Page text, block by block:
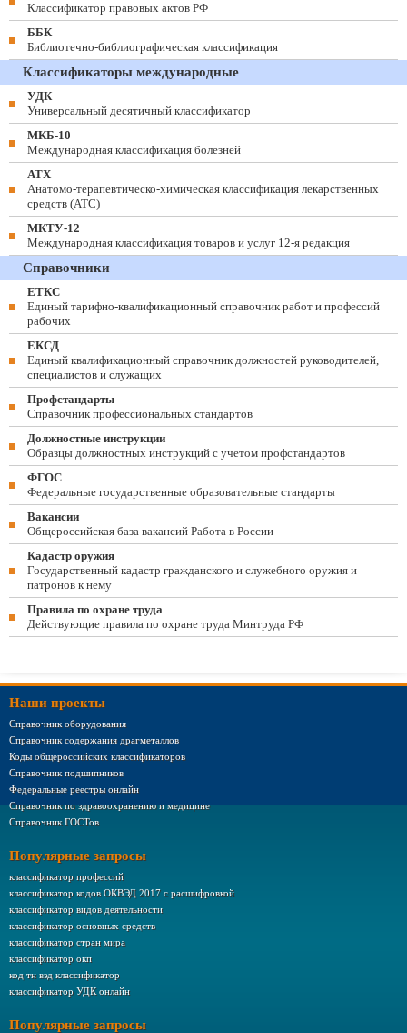
Классификатор правовых актов РФ
ББК
Библиотечно-библиографическая классификация
Классификаторы международные
УДК
Универсальный десятичный классификатор
МКБ-10
Международная классификация болезней
АТХ
Анатомо-терапевтическо-химическая классификация лекарственных
средств (ATC)
МКТУ-12
Международная классификация товаров и услуг 12-я редакция
Справочники
ЕТКС
Единый тарифно-квалификационный справочник работ и профессий
рабочих
ЕКСД
Единый квалификационный справочник должностей руководителей,
специалистов и служащих
Профстандарты
Справочник профессиональных стандартов
Должностные инструкции
Образцы должностных инструкций с учетом профстандартов
ФГОС
Федеральные государственные образовательные стандарты
Вакансии
Общероссийская база вакансий Работа в России
Кадастр оружия
Государственный кадастр гражданского и служебного оружия и
патронов к нему
Правила по охране труда
Действующие правила по охране труда Минтруда РФ
Наши проекты
Справочник оборудования
Справочник содержания драгметаллов
Коды общероссийских классификаторов
Справочник подшипников
Федеральные реестры онлайн
Справочник по здравоохранению и медицине
Справочник ГОСТов
Популярные запросы
классификатор профессий
классификатор кодов ОКВЭД 2017 с расшифровкой
классификатор видов деятельности
классификатор основных средств
классификатор стран мира
классификатор окп
код тн вэд классификатор
классификатор УДК онлайн
Популярные запросы